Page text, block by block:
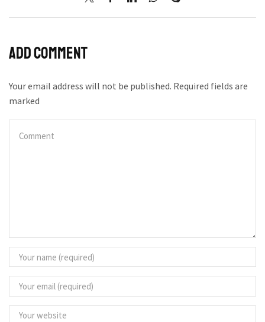
Add comment
Your email address will not be published. Required fields are
marked